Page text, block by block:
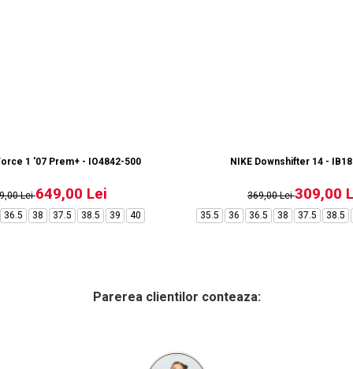
1 '07 Prem+ - IO4842-500
Lei649,00 Lei
36.5 38 37.5 38.5 39 40
NIKE Downshifter 14 -
369,00 Lei309,00
35.5 36 36.5 38 37.5 38.5
Parerea clientilor conteaza: